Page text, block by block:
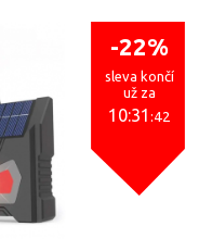
-22%
sleva končí
už za
10:31:41